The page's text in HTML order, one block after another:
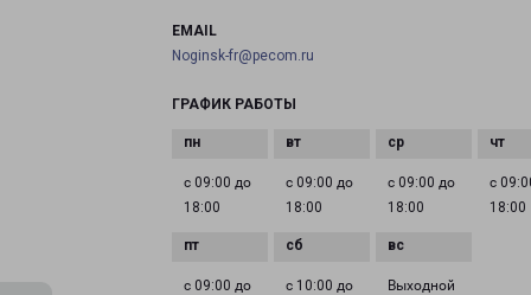
EMAIL
Noginsk-fr@pecom.ru
ГРАФИК РАБОТЫ
с 09:00 до
18:00
с 09:00 до
18:00
с 09:00 до
18:00
с
18:00
с 09:00 до
с 10:00 до
Выходной